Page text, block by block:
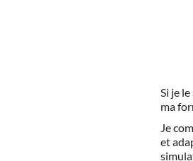
Si je
ma
Je
et